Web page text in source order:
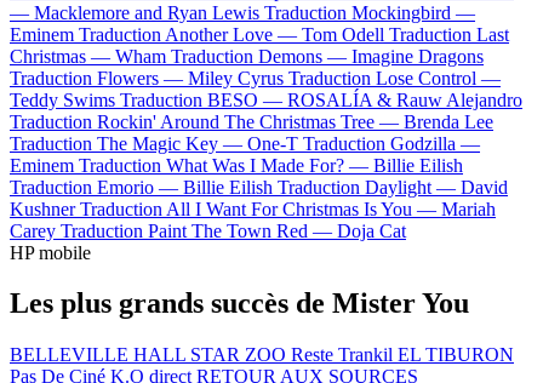
— Macklemore and Ryan Lewis Traduction Mockingbird —
Eminem Traduction Another Love — Tom Odell Traduction Last
Christmas — Wham Traduction Demons — Imagine Dragons
Traduction Flowers — Miley Cyrus Traduction Lose Control —
Teddy Swims Traduction BESO — ROSALÍA & Rauw Alejandro
Traduction Rockin' Around The Christmas Tree — Brenda Lee
Traduction The Magic Key — One-T Traduction Godzilla —
Eminem Traduction What Was I Made For? — Billie Eilish
Traduction Emorio — Billie Eilish Traduction Daylight — David
Kushner Traduction All I Want For Christmas Is You — Mariah
Carey Traduction Paint The Town Red — Doja Cat
HP mobile
Les plus grands succès de Mister You
BELLEVILLE HALL STAR ZOO Reste Trankil EL TIBURON
Pas De Ciné K.O direct RETOUR AUX SOURCES